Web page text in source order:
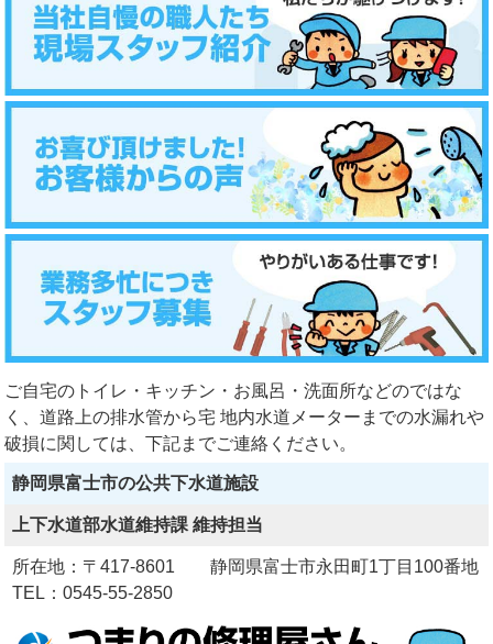
ご自宅のトイレ・キッチン・お風呂・洗面所などのではな
く、道路上の排水管から宅 地内水道メーターまでの水漏れや
破損に関しては、下記までご連絡ください。
静岡県富士市の公共下水道施設
上下水道部水道維持課 維持担当
所在地：〒417-8601 静岡県富士市永田町1丁目100番地
TEL：0545-55-2850